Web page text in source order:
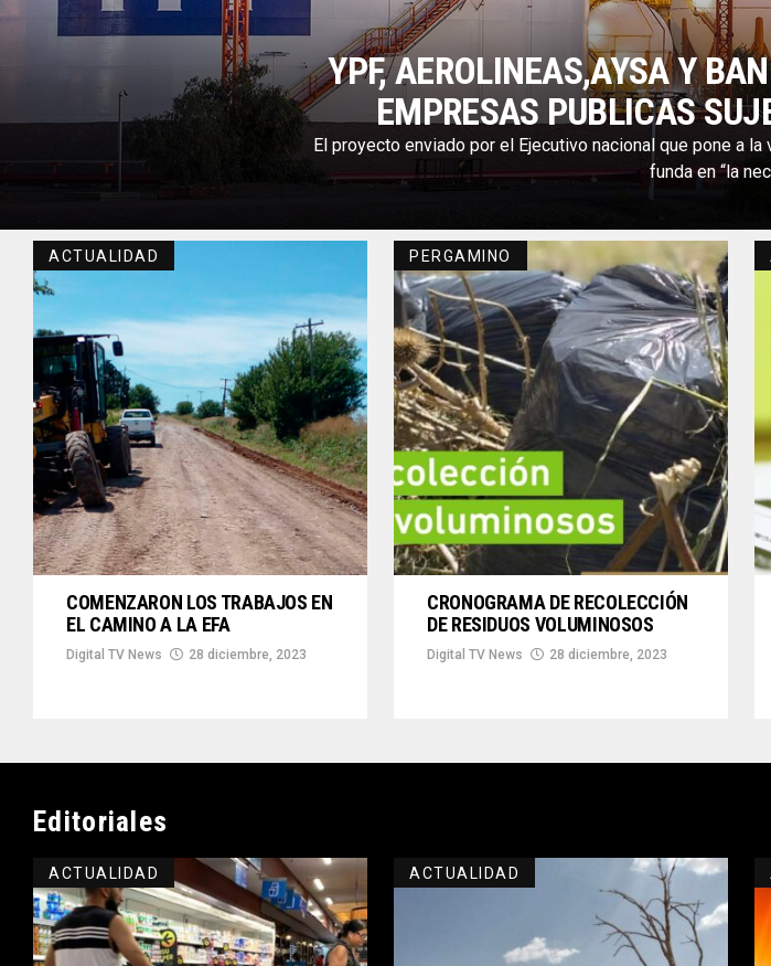
YPF, AEROLINEAS,AYSA Y
EMPRESAS PUBLICAS
El proyecto enviado por el Ejecutivo nacional que pone a
funda en “la
ACTUALIDAD
COMENZARON LOS TRABAJOS EN
EL CAMINO A LA EFA
Digital TV News 28 diciembre, 2023
PERGAMINO
CRONOGRAMA DE RECOLECCIÓN
DE RESIDUOS VOLUMINOSOS
Digital TV News 28 diciembre, 2023
Editoriales
ACTUALIDAD ACTUALIDAD